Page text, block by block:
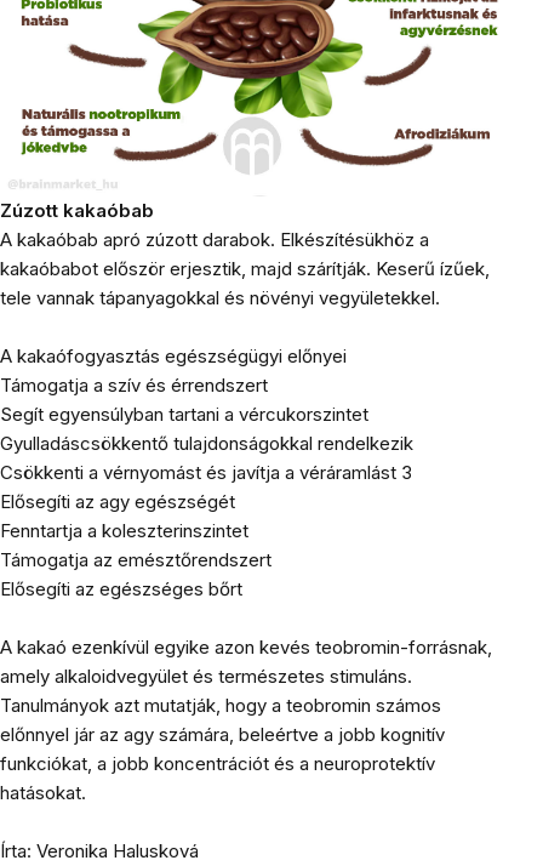
Zúzott kakaóbab
A kakaóbab apró zúzott darabok. Elkészítésükhöz a
kakaóbabot először erjesztik, majd szárítják. Keserű ízűek,
tele vannak tápanyagokkal és növényi vegyületekkel.
A kakaófogyasztás egészségügyi előnyei
Támogatja a szív és érrendszert
Segít egyensúlyban tartani a vércukorszintet
Gyulladáscsökkentő tulajdonságokkal rendelkezik
Csökkenti a vérnyomást és javítja a véráramlást 3
Elősegíti az agy egészségét
Fenntartja a koleszterinszintet
Támogatja az emésztőrendszert
Elősegíti az egészséges bőrt
A kakaó ezenkívül egyike azon kevés teobromin-forrásnak,
amely alkaloidvegyület és természetes stimuláns.
Tanulmányok azt mutatják, hogy a teobromin számos
előnnyel jár az agy számára, beleértve a jobb kognitív
funkciókat, a jobb koncentrációt és a neuroprotektív
hatásokat.
Írta: Veronika Halusková